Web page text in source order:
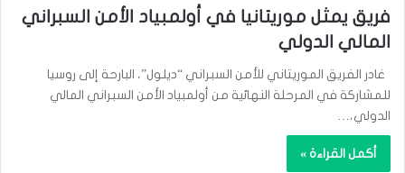
فريق يمثل موريتانيا في أولمبياد الأمن السبراني
المالي الدولي
غادر الفريق الموريتاني للأمن السبراني “ديلول”، البارحة إلى روسيا
للمشاركة في المرحلة النهائية من أولمبياد الأمن السبراني المالي
الدولي،…
أكمل القراءة »